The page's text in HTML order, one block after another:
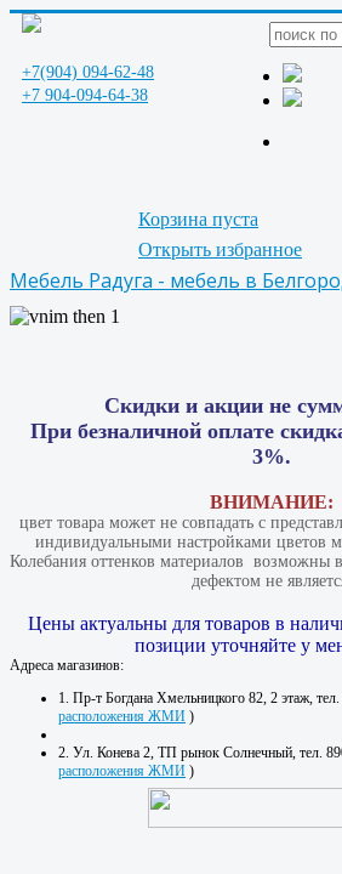
+7(904) 094-62-48
+7 904-094-64-38
Корзина пуста
Открыть избранное
Мебель Радуга - мебель в
Скидки и акции не
При безналичной оплате
3%.
ВНИМАНИЕ:
цвет товара может не совпадать с
индивидуальными настройками цветов
Колебания оттенков материалов​ ​ возможны
дефектом не
Цены актуальны для товаров в
позиции уточняйте у
Адреса магазинов:
1. Пр-т Богдана Хмельницкого 82, 2 этаж,
расположения ЖМИ )
2. Ул. Конева 2, ТП рынок Солнечный, тел.
расположения ЖМИ )